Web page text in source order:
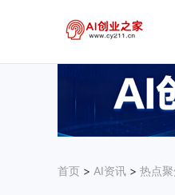
首页 > AI资讯 > 热点聚